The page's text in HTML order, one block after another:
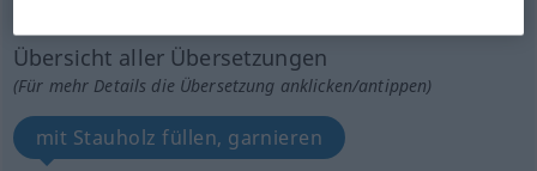
Übersicht aller Übersetzungen
(Für mehr Details die Übersetzung anklicken/antippen)
mit Stauholz füllen, garnieren